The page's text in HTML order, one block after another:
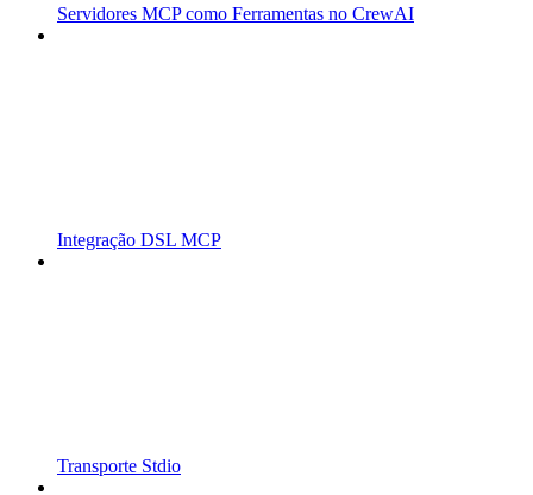
Servidores MCP como Ferramentas no CrewAI
Integração DSL MCP
Transporte Stdio